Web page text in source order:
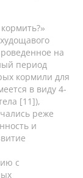
на
период
кормили для
в виду 4-
[11]),
реже
и
с